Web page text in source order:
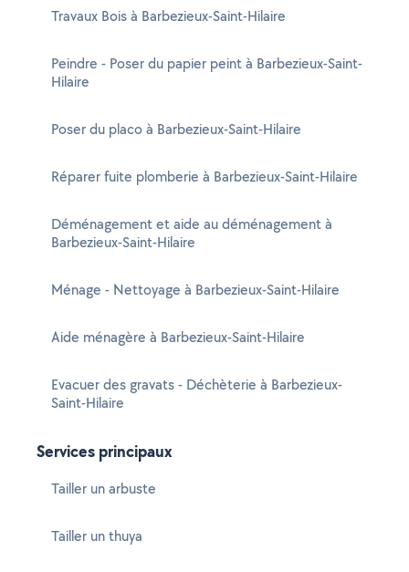
Travaux Bois à Barbezieux-Saint-Hilaire
Peindre - Poser du papier peint à Barbezieux-Saint-
Hilaire
Poser du placo à Barbezieux-Saint-Hilaire
Réparer fuite plomberie à Barbezieux-Saint-Hilaire
Déménagement et aide au déménagement à
Barbezieux-Saint-Hilaire
Ménage - Nettoyage à Barbezieux-Saint-Hilaire
Aide ménagère à Barbezieux-Saint-Hilaire
Evacuer des gravats - Déchèterie à Barbezieux-
Saint-Hilaire
Services principaux
Tailler un arbuste
Tailler un thuya